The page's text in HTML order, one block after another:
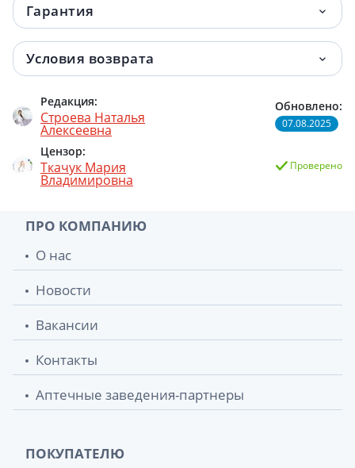
Гарантия
Условия возврата
Редакция:
Строева Наталья
Алексеевна
Цензор:
Ткачук Мария
Владимировна
Обновлено:
07.08.2025
Проверено
ПРО КОМПАНИЮ
О нас
Новости
Вакансии
Контакты
Аптечные заведения-партнеры
ПОКУПАТЕЛЮ